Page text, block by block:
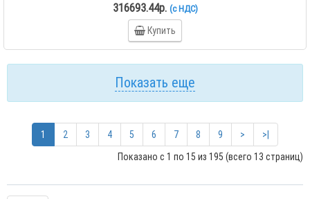
316693.44р. (с НДС)
Купить
Показать еще
1 2 3 4 5 6 7 8 9 >
>|
Показано с 1 по 15 из 195 (всего 13 страниц)